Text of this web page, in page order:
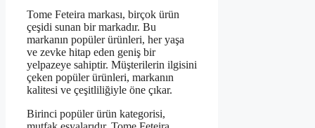
Tome Feteira markası, birçok ürün
çeşidi sunan bir markadır. Bu
markanın popüler ürünleri, her yaşa
ve zevke hitap eden geniş bir
yelpazeye sahiptir. Müşterilerin ilgisini
çeken popüler ürünleri, markanın
kalitesi ve çeşitliliğiyle öne çıkar.
Birinci popüler ürün kategorisi,